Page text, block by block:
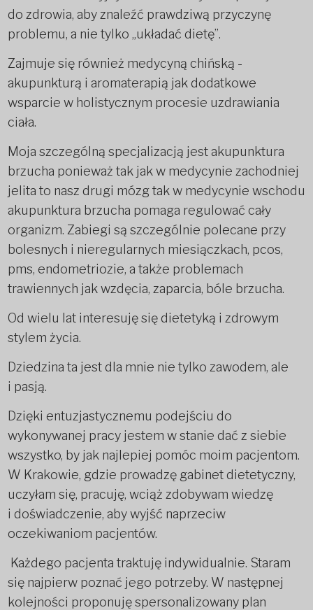
do zdrowia, aby znaleźć prawdziwą przyczynę
problemu, a nie tylko „układać dietę”.
Zajmuje się również medycyną chińską -
akupunkturą i aromaterapią jak dodatkowe
wsparcie w holistycznym procesie uzdrawiania
ciała.
Moja szczególną specjalizacją jest akupunktura
brzucha ponieważ tak jak w medycynie zachodniej
jelita to nasz drugi mózg tak w medycynie wschodu
akupunktura brzucha pomaga regulować cały
organizm. Zabiegi są szczególnie polecane przy
bolesnych i nieregularnych miesiączkach, pcos,
pms, endometriozie, a także problemach
trawiennych jak wzdęcia, zaparcia, bóle brzucha.
Od wielu lat interesuję się dietetyką i zdrowym
stylem życia.
Dziedzina ta jest dla mnie nie tylko zawodem, ale
i pasją.
Dzięki entuzjastycznemu podejściu do
wykonywanej pracy jestem w stanie dać z siebie
wszystko, by jak najlepiej pomóc moim pacjentom.
W Krakowie, gdzie prowadzę gabinet dietetyczny,
uczyłam się, pracuję, wciąż zdobywam wiedzę
i doświadczenie, aby wyjść naprzeciw
oczekiwaniom pacjentów.
Każdego pacjenta traktuję indywidualnie. Staram
się najpierw poznać jego potrzeby. W następnej
kolejności proponuję spersonalizowany plan